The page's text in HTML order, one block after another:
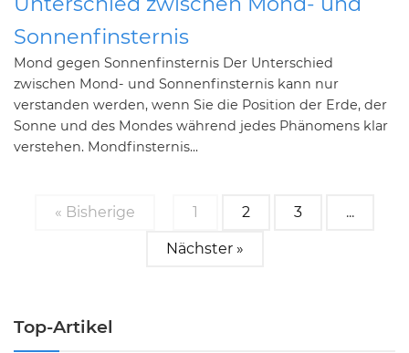
Sonnenfinsternis
Mond gegen Sonnenfinsternis Der Unterschied
zwischen Mond- und Sonnenfinsternis kann nur
verstanden werden, wenn Sie die Position der Erde, der
Sonne und des Mondes während jedes Phänomens klar
verstehen. Mondfinsternis...
« Bisherige 1 2 3 ...
Nächster »
Top-Artikel